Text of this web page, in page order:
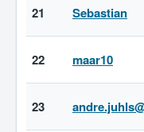
21 Sebastian
22 maar10
23